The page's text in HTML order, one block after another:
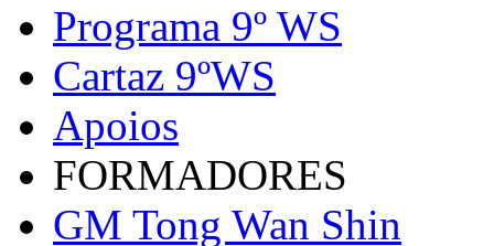
Programa 9º WS
Cartaz 9ºWS
Apoios
FORMADORES
GM Tong Wan Shin